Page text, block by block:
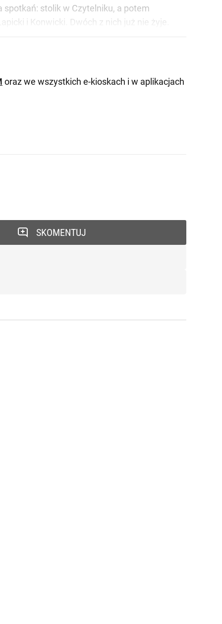
stolik w Czytelniku, a potem
i Konwicki. Dwóch z nich już nie żyje.
oraz we wszystkich e-kioskach i w aplikacjach
SKOMENTUJ